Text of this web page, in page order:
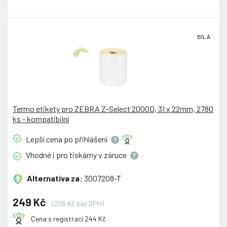
BÍLÁ
Termo etikety pro ZEBRA Z-Select 2000D, 31 x 22mm, 2780
ks - kompatibilní
Lepší cena po přihlášení
Vhodné i pro tiskárny v záruce
Alternativa za: 3007208-T
249 Kč
(206 Kč bez DPH)
Cena s registrací 244 Kč